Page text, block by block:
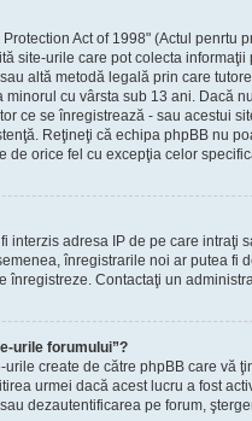
Act of 1998" (Actul penrtu
site-urile care pot colecta
altă metodă legală prin care
cu vârsta sub 13 ani. Dacă
ce se înregistrează - sau acestui
Reţineţi că echipa phpBB nu
de orice fel cu excepţia celor
interzis adresa IP de pe care intraţi
înregistrarile noi ar putea fi
înregistreze. Contactaţi un
urile forumului”?
create de către phpBB care vă
urmei dacă acest lucru a fost
dezautentificarea pe forum,